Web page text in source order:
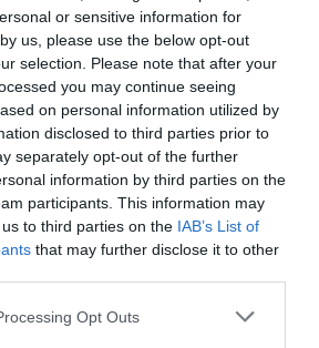
or sensitive information for
us, please use the below opt-out
selection. Please note that after your
you may continue seeing
on personal information utilized by
disclosed to third parties prior to
separately opt-out of the further
information by third parties on the
participants. This information may
to third parties on the IAB’s List of
that may further disclose it to other
Opt Outs
Tags